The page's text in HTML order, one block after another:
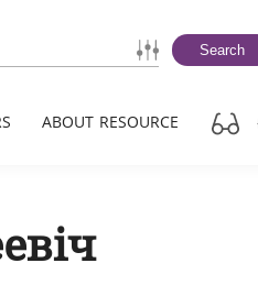
Search
ABOUT RESOURCE